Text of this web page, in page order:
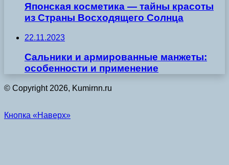
Японская косметика — тайны красоты
из Страны Восходящего Солнца
22.11.2023
Сальники и армированные манжеты:
особенности и применение
© Copyright 2026, Kumirnn.ru
Кнопка «Наверх»